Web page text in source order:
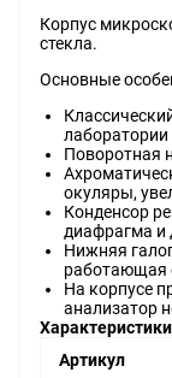
Корпус
стекла.
Основные
лаборатории
Поворотная
окуляры,
Конденсор
диафрагма и
Нижняя
работающая
На корпусе
анализатор
Характеристики
Артикул